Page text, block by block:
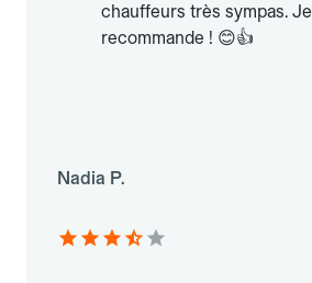
chauffeurs très sympas. Je
recommande ! 😊👍
Nadia P.